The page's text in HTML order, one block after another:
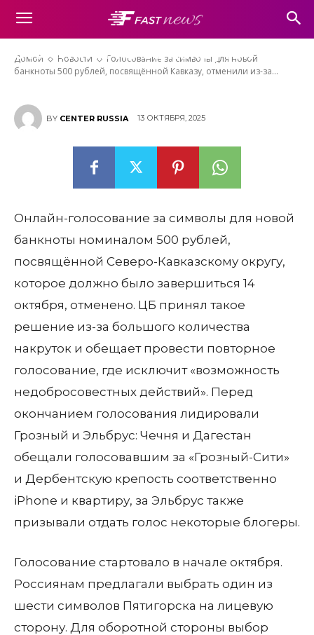
Домой Новости
Голосование за символы для новой
банкноты 500 рублей, посвящённой Кавказу, отменили из-за...
новой банкноты 500 рублей,
посвящённой Кавказу,
отменили из-за накруток
BY CENTER RUSSIA 13 ОКТЯБРЯ, 2025
Онлайн-голосование за символы для новой
банкноты номиналом 500 рублей,
посвящённой Северо-Кавказскому округу,
которое должно было завершиться 14
октября, отменено. ЦБ принял такое
решение из-за большого количества
накруток и обещает провести повторное
голосование, где исключит «возможность
недобросовестных действий». Перед
окончанием голосования лидировали
Грозный и Эльбрус: Чечня и Дагестан
обещали голосовавшим за «Грозный-Сити»
и Дербентскую крепость соответственно
iPhone и квартиру, за Эльбрус также
призывали отдать голос некоторые блогеры.
Голосование стартовало в начале октября.
Россиянам предлагали выбрать один из
шести символов Пятигорска на лицевую
сторону. Для оборотной стороны выбор